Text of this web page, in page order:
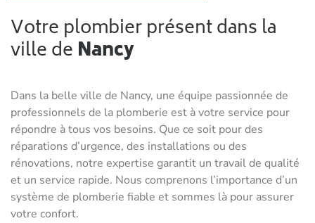
Votre plombier présent dans la
ville de Nancy
Dans la belle ville de Nancy, une équipe passionnée de
professionnels de la plomberie est à votre service pour
répondre à tous vos besoins. Que ce soit pour des
réparations d’urgence, des installations ou des
rénovations, notre expertise garantit un travail de qualité
et un service rapide. Nous comprenons l’importance d’un
système de plomberie fiable et sommes là pour assurer
votre confort.